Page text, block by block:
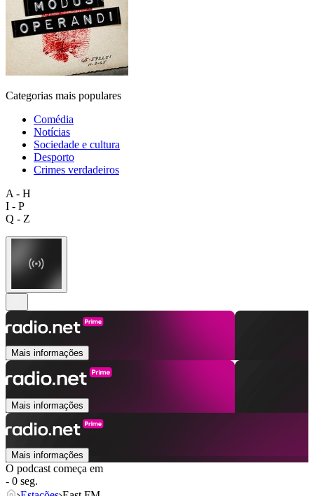
Categorias mais populares
Comédia
Notícias
Sociedade e cultura
Desporto
Crimes verdadeiros
A - H
I - P
Q - Z
Mais informações
Mais informações
Mais informações
O podcast começa em
- 0 seg.